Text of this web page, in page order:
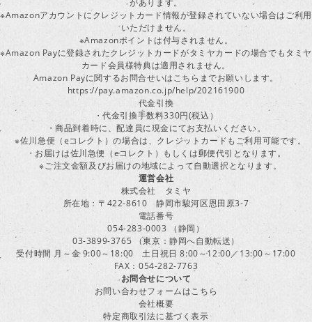
があります。
※Amazonアカウントにクレジットカード情報が登録されていない場合はご利用
いただけません。
※Amazonポイントは付与されません。
※Amazon Payに登録されたクレジットカードがタミヤカードの場合でもタミヤ
カード会員様特典は適用されません。
Amazon Payに関するお問合せいはこちらまでお願いします。
https://pay.amazon.co.jp/help/202161900
代金引換
・代金引換手数料330円(税込）
・商品到着時に、配達員に現金にてお支払いください。
※佐川急便（eコレクト）の場合は、クレジットカードもご利用可能です。
・お届けは佐川急便（eコレクト）もしくは郵便代引となります。
※ご注文金額及びお届けの地域によって自動選択となります。
運営会社
株式会社 タミヤ
所在地：〒422-8610 静岡市駿河区恩田原3-7
電話番号
054-283-0003 （静岡）
03-3899-3765 （東京：静岡へ自動転送）
受付時間 月～金 9:00～18:00 土日祝日 8:00～12:00／13:00～17:00
FAX：054-282-7763
お問合せについて
お問い合わせフォームはこちら
会社概要
特定商取引法に基づく表示